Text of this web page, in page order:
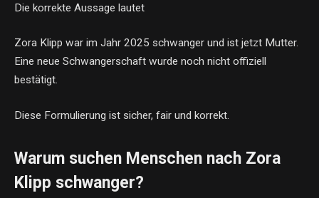
Die korrekte Aussage lautet
Zora Klipp war im Jahr 2025 schwanger und ist jetzt Mutter.
Eine neue Schwangerschaft wurde noch nicht offiziell
bestätigt.
Diese Formulierung ist sicher, fair und korrekt.
Warum suchen Menschen nach Zora
Klipp schwanger?